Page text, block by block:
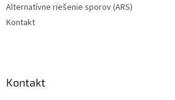
Alternatívne riešenie sporov (ARS)
Kontakt
Kontakt